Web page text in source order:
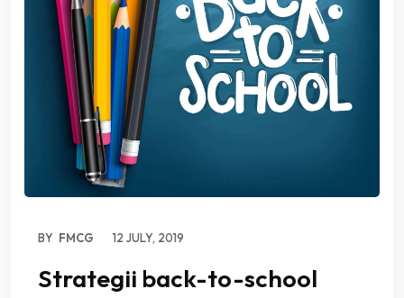
BY FMCG 12 JULY, 2019
Strategii back-to-school